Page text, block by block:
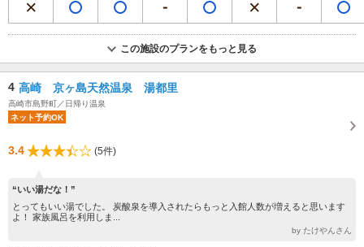
この施設のプランをもっと見る
4 高崎 京ヶ島天然温泉 湯都里
高崎市島野町／日帰り温泉
ネット予約OK
3.4 (5件)
“いい湯だな！”
とってもいい湯でした。 炭酸泉を導入されたらもっと入館人数が増えると思います
よ！ 家族風呂を利用しま...
by たけやんさん